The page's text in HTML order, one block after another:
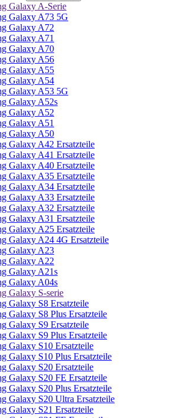
Galaxy A-Serie
Galaxy A73 5G
Galaxy A72
Galaxy A71
Galaxy A70
Galaxy A56
Galaxy A55
Galaxy A54
Galaxy A53 5G
Galaxy A52s
Galaxy A52
Galaxy A51
Galaxy A50
Galaxy A42 Ersatzteile
Galaxy A41 Ersatzteile
Galaxy A40 Ersatzteile
Galaxy A35 Ersatzteile
Galaxy A34 Ersatzteile
Galaxy A33 Ersatzteile
Galaxy A32 Ersatzteile
Galaxy A31 Ersatzteile
Galaxy A25 Ersatzteile
Galaxy A24 4G Ersatzteile
Galaxy A23
Galaxy A22
Galaxy A21s
Galaxy A04s
Galaxy S-serie
Galaxy S8 Ersatzteile
Galaxy S8 Plus Ersatzteile
Galaxy S9 Ersatzteile
Galaxy S9 Plus Ersatzteile
Galaxy S10 Ersatzteile
Galaxy S10 Plus Ersatzteile
Galaxy S20 Ersatzteile
Galaxy S20 FE Ersatzteile
Galaxy S20 Plus Ersatzteile
Galaxy S20 Ultra Ersatzteile
Galaxy S21 Ersatzteile